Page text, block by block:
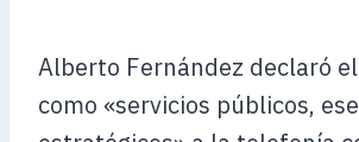
Alberto Fernández declaró
como «servicios públicos,